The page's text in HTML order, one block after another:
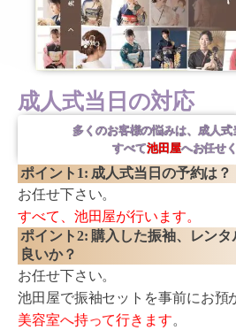
成人式当日の対応
多くのお客様の悩みは、成人式
すべて池田屋へお任せ
ポイント1: 成人式当日の予約は？
お任せ下さい。
すべて、池田屋が行います。
ポイント2: 購入した振袖、レン
良いか？
お任せ下さい。
池田屋で振袖セットを事前にお預
美容室へ持って行きます。